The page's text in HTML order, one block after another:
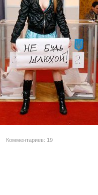
Комментариев: 19